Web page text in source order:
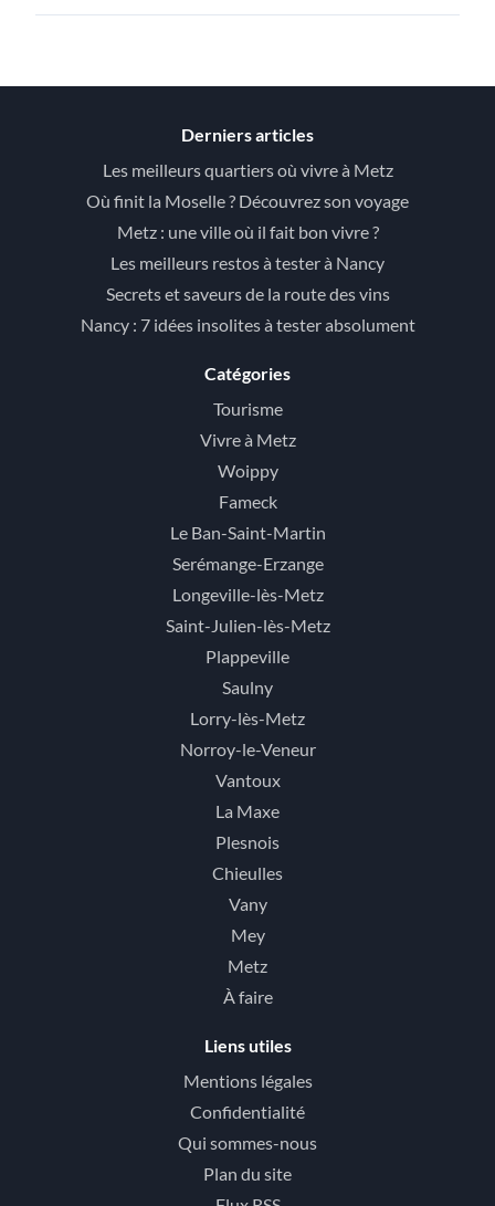
Derniers articles
Les meilleurs quartiers où vivre à Metz
Où finit la Moselle ? Découvrez son voyage
Metz : une ville où il fait bon vivre ?
Les meilleurs restos à tester à Nancy
Secrets et saveurs de la route des vins
Nancy : 7 idées insolites à tester absolument
Catégories
Tourisme
Vivre à Metz
Woippy
Fameck
Le Ban-Saint-Martin
Serémange-Erzange
Longeville-lès-Metz
Saint-Julien-lès-Metz
Plappeville
Saulny
Lorry-lès-Metz
Norroy-le-Veneur
Vantoux
La Maxe
Plesnois
Chieulles
Vany
Mey
Metz
À faire
Liens utiles
Mentions légales
Confidentialité
Qui sommes-nous
Plan du site